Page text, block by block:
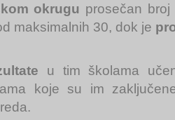
okrugu prosečan broj
maksimalnih 30, dok je
u tim školama
koje su im